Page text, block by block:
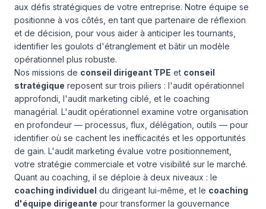
aux défis stratégiques de votre entreprise. Notre équipe se
positionne à vos côtés, en tant que partenaire de réflexion
et de décision, pour vous aider à anticiper les tournants,
identifier les goulots d'étranglement et bâtir un modèle
opérationnel plus robuste.
Nos missions de conseil dirigeant TPE et conseil
stratégique reposent sur trois piliers : l'audit opérationnel
approfondi, l'audit marketing ciblé, et le coaching
managérial. L'audit opérationnel examine votre organisation
en profondeur — processus, flux, délégation, outils — pour
identifier où se cachent les inefficacités et les opportunités
de gain. L'audit marketing évalue votre positionnement,
votre stratégie commerciale et votre visibilité sur le marché.
Quant au coaching, il se déploie à deux niveaux : le
coaching individuel du dirigeant lui-même, et le coaching
d'équipe dirigeante pour transformer la gouvernance